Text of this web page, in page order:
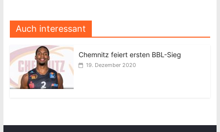
Auch interessant
Chemnitz feiert ersten BBL-Sieg
19. Dezember 2020